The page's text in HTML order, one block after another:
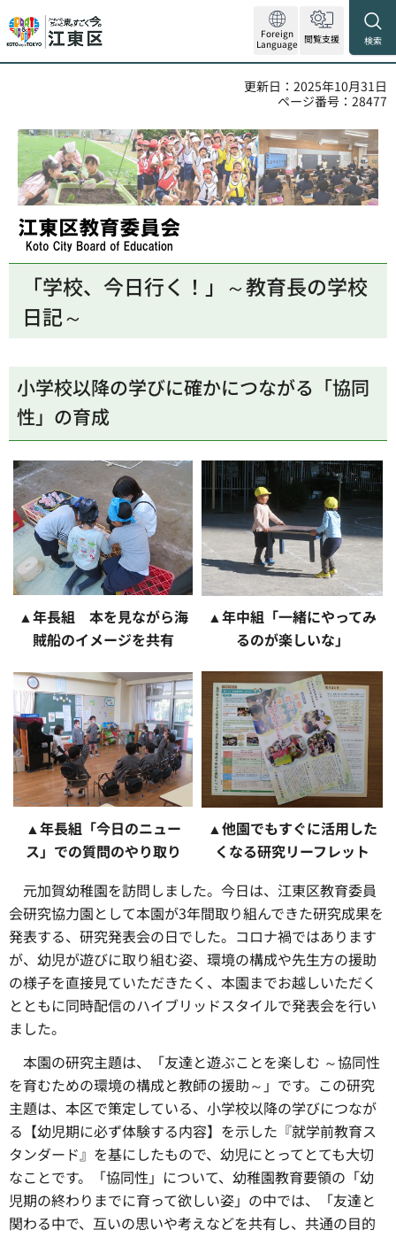
Foreign
Language 閲覧支援 検索
更新日：2025年10月31日
ページ番号：28477
江東区教育委員会
「学校、今日行く！」～教育長の学校
日記～
小学校以降の学びに確かにつながる「協同
性」の育成
▲年長組 本を見ながら海
賊船のイメージを共有
▲年中組「一緒にやってみ
るのが楽しいな」
▲年長組「今日のニュー
ス」での質問のやり取り
▲他園でもすぐに活用した
くなる研究リーフレット
元加賀幼稚園を訪問しました。今日は、江東区教育委員
会研究協力園として本園が3年間取り組んできた研究成果を
発表する、研究発表会の日でした。コロナ禍ではあります
が、幼児が遊びに取り組む姿、環境の構成や先生方の援助
の様子を直接見ていただきたく、本園までお越しいただく
とともに同時配信のハイブリッドスタイルで発表会を行い
ました。
本園の研究主題は、「友達と遊ぶことを楽しむ ～協同性
を育むための環境の構成と教師の援助～」です。この研究
主題は、本区で策定している、小学校以降の学びにつなが
る【幼児期に必ず体験する内容】を示した『就学前教育ス
タンダード』を基にしたもので、幼児にとってとても大切
なことです。「協同性」について、幼稚園教育要領の「幼
児期の終わりまでに育って欲しい姿」の中では、「友達と
関わる中で、互いの思いや考えなどを共有し、共通の目的